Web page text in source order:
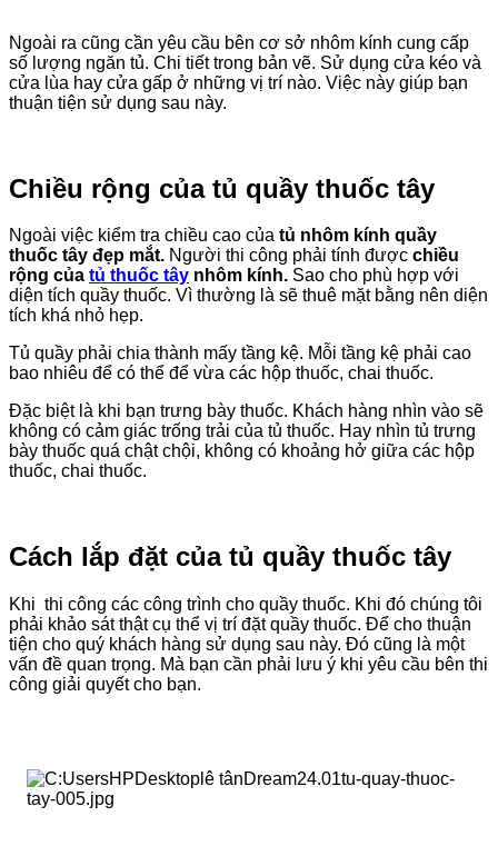
Ngoài ra cũng cần yêu cầu bên cơ sở nhôm kính cung cấp
số lượng ngăn tủ. Chi tiết trong bản vẽ. Sử dụng cửa kéo và
cửa lùa hay cửa gấp ở những vị trí nào. Việc này giúp bạn
thuận tiện sử dụng sau này.
Chiều rộng của tủ quầy thuốc tây
Ngoài việc kiểm tra chiều cao của tủ nhôm kính quầy
thuốc tây đẹp mắt. Người thi công phải tính được chiều
rộng của tủ thuốc tây nhôm kính. Sao cho phù hợp với
diện tích quầy thuốc. Vì thường là sẽ thuê mặt bằng nên diện
tích khá nhỏ hẹp.
Tủ quầy phải chia thành mấy tầng kệ. Mỗi tầng kệ phải cao
bao nhiêu để có thể để vừa các hộp thuốc, chai thuốc.
Đặc biệt là khi bạn trưng bày thuốc. Khách hàng nhìn vào sẽ
không có cảm giác trống trải của tủ thuốc. Hay nhìn tủ trưng
bày thuốc quá chật chội, không có khoảng hở giữa các hộp
thuốc, chai thuốc.
Cách lắp đặt của tủ quầy thuốc tây
Khi thi công các công trình cho quầy thuốc. Khi đó chúng tôi
phải khảo sát thật cụ thể vị trí đặt quầy thuốc. Để cho thuận
tiện cho quý khách hàng sử dụng sau này. Đó cũng là một
vấn đề quan trọng. Mà bạn cần phải lưu ý khi yêu cầu bên thi
công giải quyết cho bạn.